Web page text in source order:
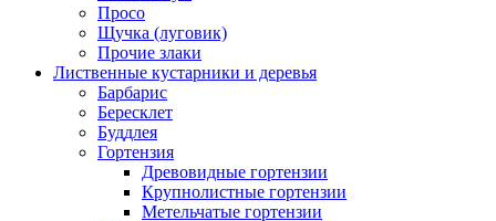
Просо
Щучка (луговик)
Прочие злаки
Лиственные кустарники и деревья
Барбарис
Бересклет
Буддлея
Гортензия
Древовидные гортензии
Крупнолистные гортензии
Метельчатые гортензии